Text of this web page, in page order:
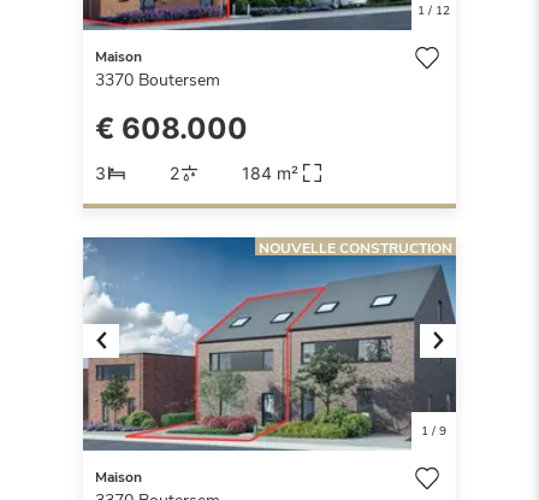
1/ 12
Maison
3370 Boutersem
€ 608.000
3 2 184 m²
Previous Next
1/ 9
NOUVELLE CONSTRUCTION
Maison